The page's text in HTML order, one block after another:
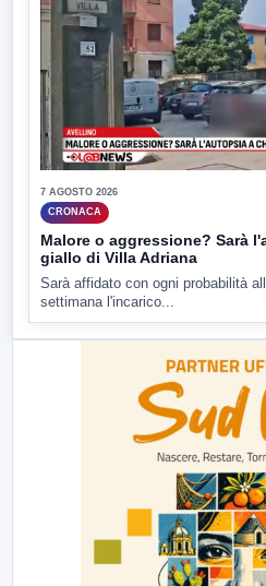
7 AGOSTO 2026
CRONACA
Malore o aggressione? Sarà
giallo di Villa Adriana
Sarà affidato con ogni probabilità
settimana l'incarico...